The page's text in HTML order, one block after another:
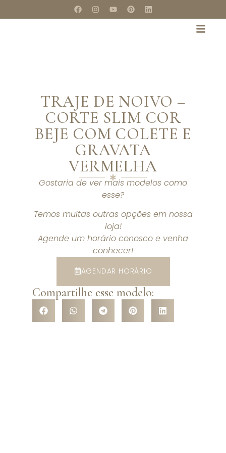
TRAJE DE NOIVO –
CORTE SLIM COR
BEJE COM COLETE E
GRAVATA
VERMELHA
Gostaria de ver mais modelos como
esse?
Temos muitas outras opções em nossa
loja!
Agende um horário conosco e venha
conhecer!
AGENDAR HORÁRIO
Compartilhe esse modelo: